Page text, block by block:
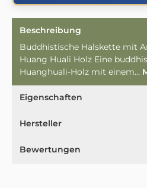
Beschreibung
Buddhistische Halskette mit
Huang Huali Holz Eine
Huanghuali-Holz mit einem…
Eigenschaften
Hersteller
Bewertungen